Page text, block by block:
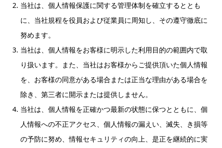
当社は、個人情報保護に関する管理体制を確立するととも
に、当社規程を役員および従業員に周知し、その遵守徹底に
努めます。
当社は、個人情報をお客様に明示した利用目的の範囲内で取
り扱います。また、当社はお客様からご提供頂いた個人情報
を、お客様の同意がある場合または正当な理由がある場合を
除き、第三者に開示または提供しません。
当社は、個人情報を正確かつ最新の状態に保つとともに、個
人情報への不正アクセス、個人情報の漏えい、滅失、き損等
の予防に努め、情報セキュリティの向上、是正を継続的に実